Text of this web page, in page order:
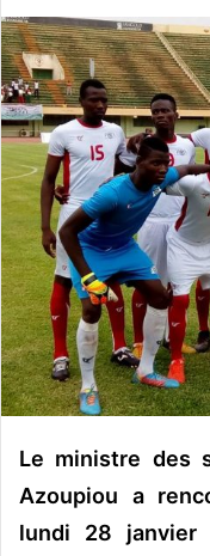
v
o
y
e
r
u
n
c
o
u
r
r
i
e
Le ministre des
Azoupiou a
lundi 28 janvier